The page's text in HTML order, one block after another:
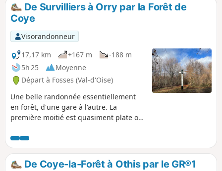
De Survilliers à Orry par la Forêt de
Coye
Visorandonneur
17,17 km
+167 m
-188 m
5h 25
Moyenne
Départ à Fosses (Val-d'Oise)
Une belle randonnée essentiellement
en forêt, d'une gare à l'autre. La
première moitié est quasiment plate ou
vallonnée. Le circuit emprunte surtout
de beaux chemins de terre ou de sable,
et quelques sentiers.
De Coye-la-Forêt à Othis par le GR®1